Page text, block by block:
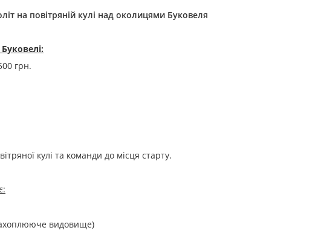
на повітряній кулі над околицями Буковеля
грн.
кулі та команди до місця старту.
видовище)